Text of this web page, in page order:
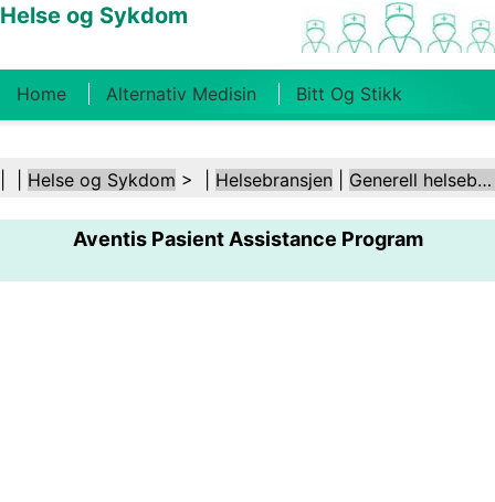
Helse og Sykdom
Home Alternativ Medisin Bitt Og Stikk
Kosthold Og Ernæring Familiehelse
Helsebransjen Psykisk Helse Folkehelse Og
Sikkerhet Kirurgi Og Prosedyrer Helse
Helse og Sykdom > | Helsebransjen Generell helsebransje
Aventis Pasient Assistance Program